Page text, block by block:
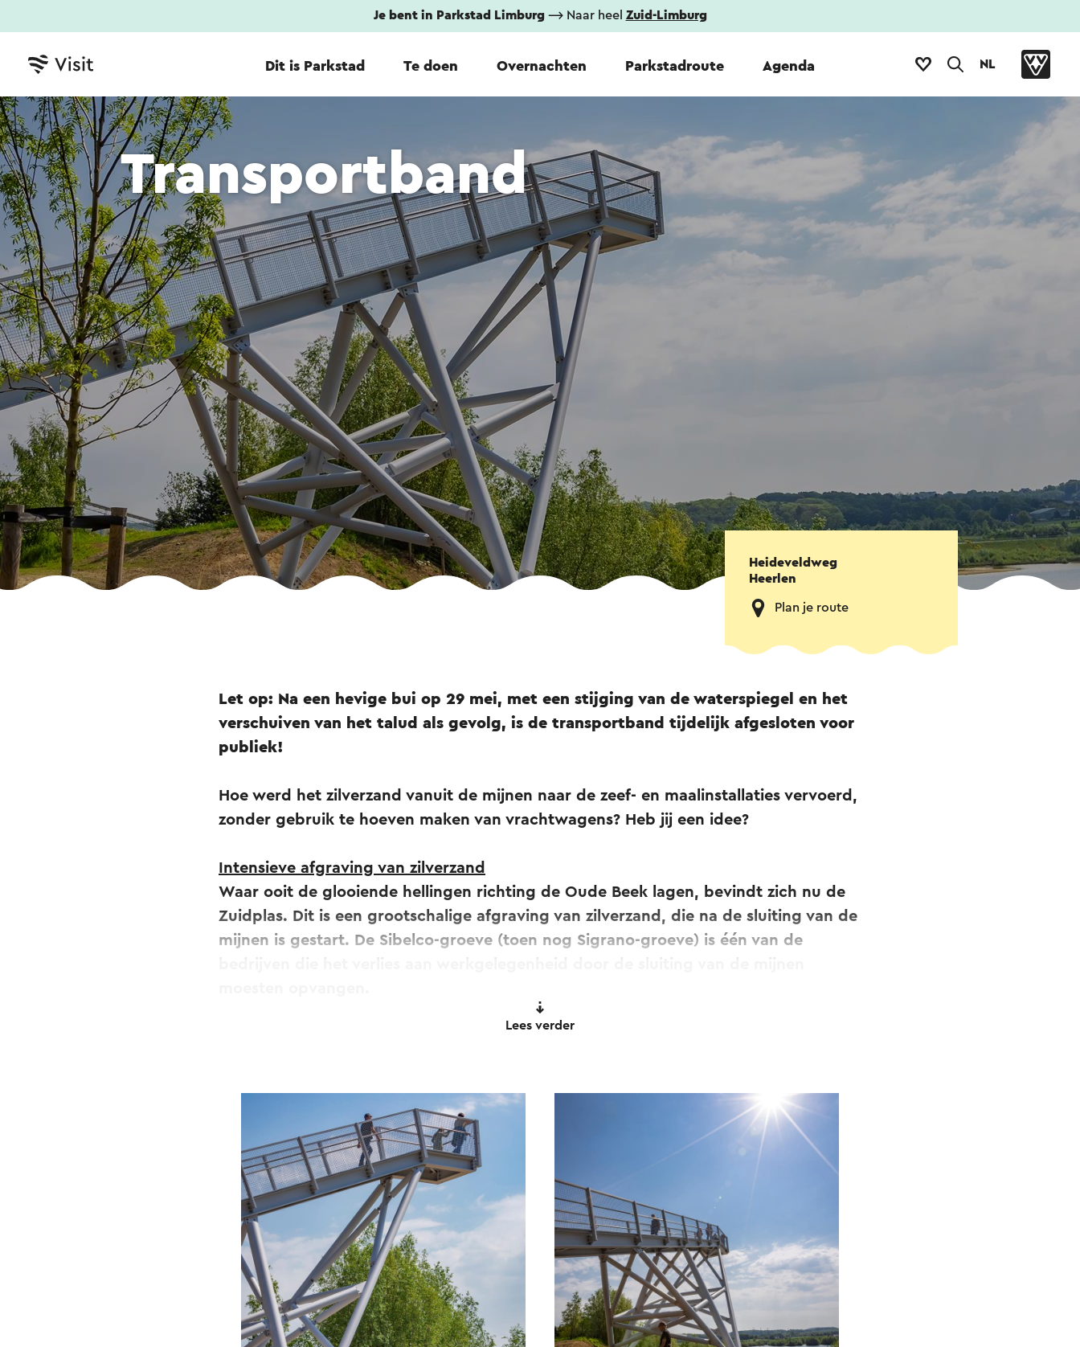
Je bent in Parkstad Limburg⟶ Naar heel Zuid-Limburg
Dit is Parkstad Te doen Overnachten Parkstadroute Agenda NL
Transportband
Heideveldweg
Heerlen
Plan je route
Let op: Na een hevige bui op 29 mei, met een stijging van de waterspiegel en het
verschuiven van het talud als gevolg, is de transportband tijdelijk afgesloten voor
publiek!
Hoe werd het zilverzand vanuit de mijnen naar de zeef- en maalinstallaties vervoerd,
zonder gebruik te hoeven maken van vrachtwagens? Heb jij een idee?
Intensieve afgraving van zilverzand
Waar ooit de glooiende hellingen richting de Oude Beek lagen, bevindt zich nu de
Zuidplas. Dit is een grootschalige afgraving van zilverzand, die na de sluiting van de
mijnen is gestart. De Sibelco-groeve (toen nog Sigrano-groeve) is één van de
korrelgrootte, waardoor exact de juiste soort zilverzand geleverd kan worden aan
de verwerkingsindustrie.
Bovendien is de transportband een efficiënt middel om zand (maar ook dekgronden
en bruinkool) binnen de groeve over grote afstand te verplaatsen.
Vanuit de groeve kijk je op het natuurlijke reliëf van Zuid-Limburg. De overblijfselen
van de delfstofwinning zijn slechts zichtbaar in de vorm van de Zuidplas op de
voorgrond en de steenberg van de voormalige Staatsmijn Wilhelmina (met onder
andere de skihal van Snowworld) op de achtergrond.
Lees verder